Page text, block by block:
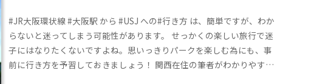
#JR大阪環状線 #大阪駅 から #USJ への#行き方 は、簡単ですが、わか
らないと迷ってしまう可能性があります。 せっかくの楽しい旅行で迷
子にはなりたくないですよね。思いっきりパークを楽しむ為にも、事
前に行き方を予習しておきましょう！ 関西在住の筆者がわかりやすく